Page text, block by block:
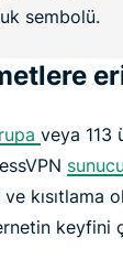
veya 113
kısıtlama
keyfini